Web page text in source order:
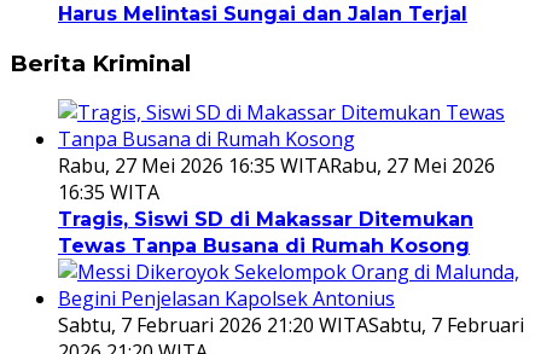
Harus Melintasi Sungai dan Jalan Terjal
Berita Kriminal
Rabu, 27 Mei 2026 16:35 WITARabu, 27 Mei 2026
16:35 WITA
Tragis, Siswi SD di Makassar Ditemukan
Tewas Tanpa Busana di Rumah Kosong
Sabtu, 7 Februari 2026 21:20 WITASabtu, 7 Februari